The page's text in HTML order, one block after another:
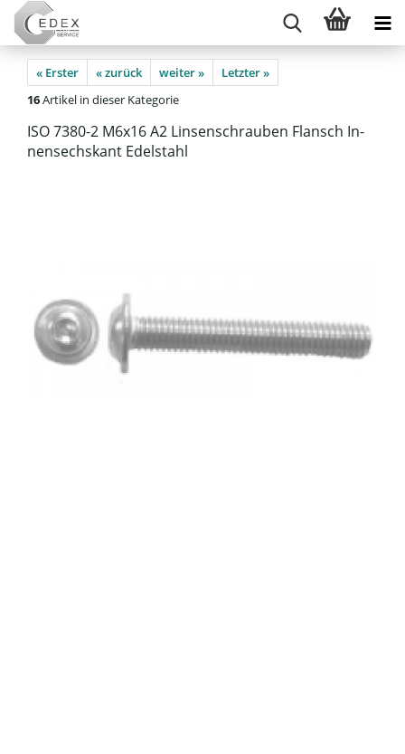
« Erster « zurück weiter »
Letzter »
16Artikel in dieser Kategorie
ISO 7380-​2 M6x16 A2 Lin­sen­schrau­ben Flansch In­
nen­sechs­kant Edel­stahl